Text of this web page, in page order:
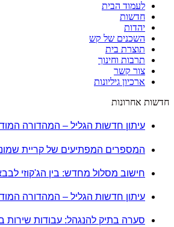
לעמוד הבית
חדשות
יהדות
השכנים של קש
תוצרת בית
תרבות וחינוך
צור קשר
ארכיון גיליונות
חדשות אחרונות
עיתון חדשות הגליל – המהדורה
המספרים המפתיעים של קריית שמונה: למה 600 דורשי עבודה הם
חישוב מסלול מחדש: בין הג'קוזי
עיתון חדשות הגליל – המהדורה
סערה בתיק להנגהל: עבודות